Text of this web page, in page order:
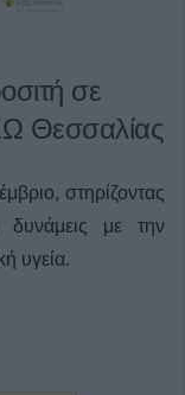
σε
Θεσσαλίας
στηρίζοντας
με την
υγεία.